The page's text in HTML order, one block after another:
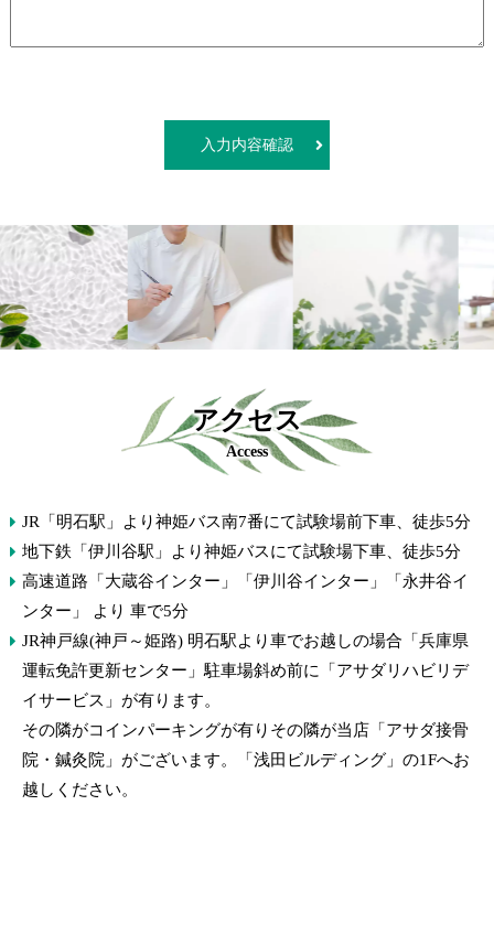
入力内容確認
アクセス
Access
JR「明石駅」より神姫バス南7番にて試験場前下車、徒歩5分
地下鉄「伊川谷駅」より神姫バスにて試験場下車、徒歩5分
高速道路「大蔵谷インター」「伊川谷インター」「永井谷イ
ンター」 より 車で5分
JR神戸線(神戸～姫路) 明石駅より車でお越しの場合「兵庫県
運転免許更新センター」駐車場斜め前に「アサダリハビリデ
イサービス」が有ります。
その隣がコインパーキングが有りその隣が当店「アサダ接骨
院・鍼灸院」がございます。「浅田ビルディング」の1Fへお
越しください。